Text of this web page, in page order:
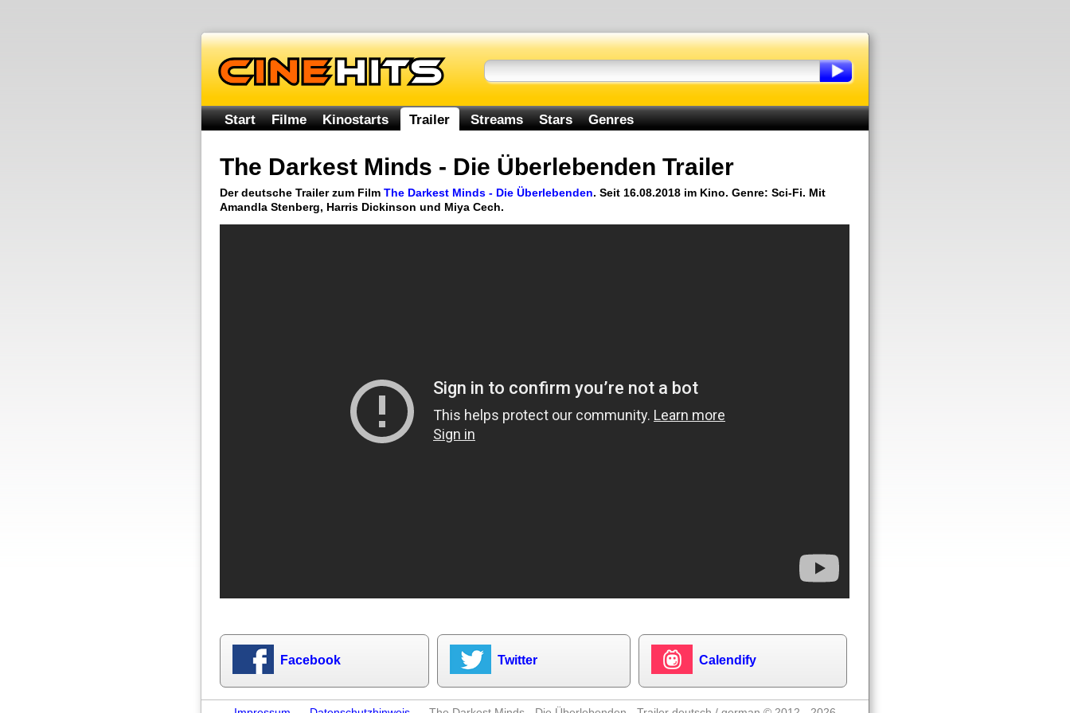
Start Filme Kinostarts Trailer Streams Stars Genres
The Darkest Minds - Die Überlebenden Trailer
Der deutsche Trailer zum FilmThe Darkest Minds - Die Überlebenden. Seit 16.08.2018 im Kino. Genre: Sci-Fi. Mit
Amandla Stenberg, Harris Dickinson und Miya Cech.
Facebook Twitter Calendify